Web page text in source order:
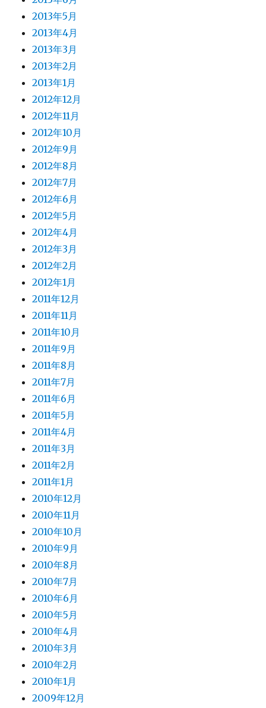
2013年5月
2013年4月
2013年3月
2013年2月
2013年1月
2012年12月
2012年11月
2012年10月
2012年9月
2012年8月
2012年7月
2012年6月
2012年5月
2012年4月
2012年3月
2012年2月
2012年1月
2011年12月
2011年11月
2011年10月
2011年9月
2011年8月
2011年7月
2011年6月
2011年5月
2011年4月
2011年3月
2011年2月
2011年1月
2010年12月
2010年11月
2010年10月
2010年9月
2010年8月
2010年7月
2010年6月
2010年5月
2010年4月
2010年3月
2010年2月
2010年1月
2009年12月